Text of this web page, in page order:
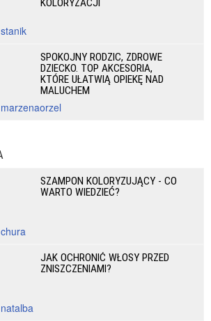
KOLORYZACJI
stanik
SPOKOJNY RODZIC, ZDROWE
DZIECKO. TOP AKCESORIA,
KTÓRE UŁATWIĄ OPIEKĘ NAD
MALUCHEM
marzenaorzel
SZAMPON KOLORYZUJĄCY - CO
WARTO WIEDZIEĆ?
chura
JAK OCHRONIĆ WŁOSY PRZED
ZNISZCZENIAMI?
natalba